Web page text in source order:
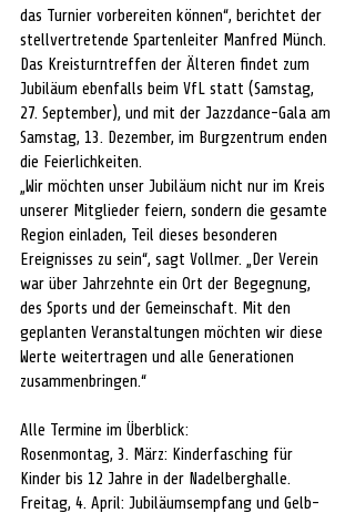
das Turnier vorbereiten können“, berichtet der
stellvertretende Spartenleiter Manfred Münch.
Das Kreisturntreffen der Älteren findet zum
Jubiläum ebenfalls beim VfL statt (Samstag,
27. September), und mit der Jazzdance-Gala am
Samstag, 13. Dezember, im Burgzentrum enden
die Feierlichkeiten.
„Wir möchten unser Jubiläum nicht nur im Kreis
unserer Mitglieder feiern, sondern die gesamte
Region einladen, Teil dieses besonderen
Ereignisses zu sein“, sagt Vollmer. „Der Verein
war über Jahrzehnte ein Ort der Begegnung,
des Sports und der Gemeinschaft. Mit den
geplanten Veranstaltungen möchten wir diese
Werte weitertragen und alle Generationen
zusammenbringen.“
Alle Termine im Überblick:
Rosenmontag, 3. März: Kinderfasching für
Kinder bis 12 Jahre in der Nadelberghalle.
Freitag, 4. April: Jubiläumsempfang und Gelb-